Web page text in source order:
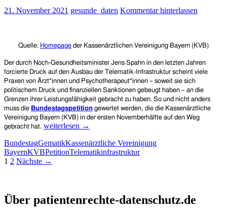
Petition
für
alle
Anwendungen
einführen!“
21. November 2021 gesunde_daten Kommentar hinterlassen
Quelle: Homepage der Kassenärztlichen Vereinigung Bayern (KVB)
Der durch Noch-Gesundheitsminister Jens Spahn in den letzten Jahren
forcierte Druck auf den Ausbau der Telematik-Infrastruktur scheint viele
Praxen von Ärzt*innen und Psychotherapeut*innen – soweit sie sich
politischem Druck und finanziellen Sanktionen gebeugt haben – an die
Grenzen ihrer Leistungsfähigkeit gebracht zu haben. So und nicht anders
muss die Bundestagspetition gewertet werden, die die Kassenärztliche
Vereinigung Bayern (KVB) in der ersten Novemberhälfte auf den Weg
gebracht hat. Petition
Kassenärztlichen
Vereinigung
Bayern
Testphasen
weiterlesen →
BundestagGematikKassenärztliche Vereinigung
BayernKVBPetitionTelematikinfrastruktur
Beitragsnavigation
1 2 Nächste →
Patientenrechte und Datenschutz e.V.
Über patientenrechte-datenschutz.de